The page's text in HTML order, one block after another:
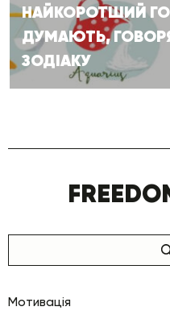
НАЙКОРОТШИЙ
ДУМАЮТЬ,
ЗОДІАКУ
Мотивація